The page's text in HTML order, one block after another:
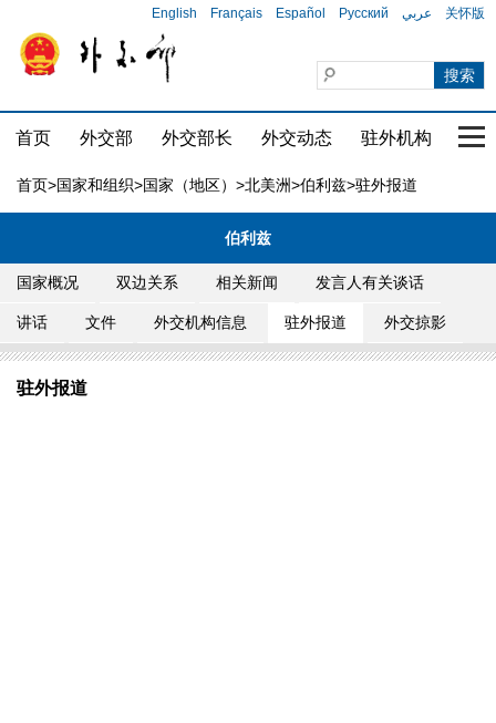
English Français Español Русский عربي 关怀版
首页 外交部 外交部长 外交动态 驻外机构 国
首页>国家和组织>国家（地区） >北美洲>伯利兹>驻外报道
伯利兹
国家概况 双边关系 相关新闻 发言人有关谈话
讲话 文件 外交机构信息 驻外报道 外交掠影
驻外报道